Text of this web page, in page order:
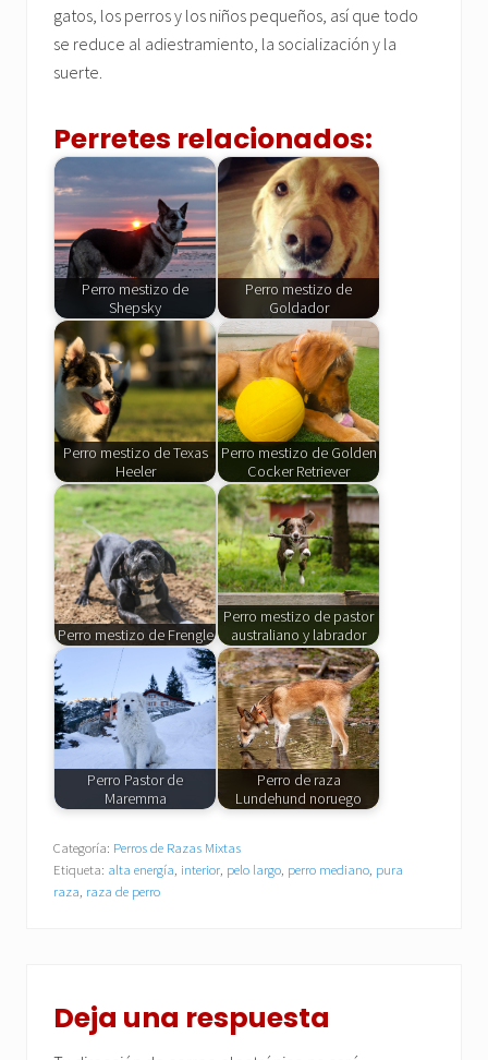
gatos, los perros y los niños pequeños, así que todo
se reduce al adiestramiento, la socialización y la
suerte.
Perretes relacionados:
Perro mestizo de
Shepsky
Perro mestizo de
Goldador
Perro mestizo de Texas
Heeler
Perro mestizo de Golden
Cocker Retriever
Perro mestizo de Frengle
Perro mestizo de pastor
australiano y labrador
Perro Pastor de
Maremma
Perro de raza
Lundehund noruego
Categoría: Perros de Razas Mixtas
Etiqueta: alta energía, interior, pelo largo, perro mediano, pura
raza, raza de perro
con
Deja una respuesta